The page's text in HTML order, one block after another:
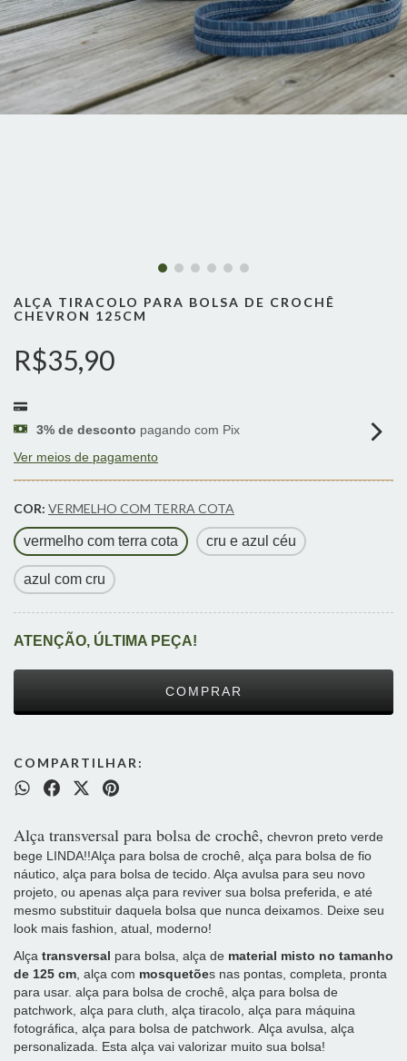
ALÇA TIRACOLO PARA BOLSA DE CROCHÊ
CHEVRON 125CM
R$35,90
3% de desconto pagando com Pix
Ver meios de pagamento
COR: VERMELHO COM TERRA COTA
vermelho com terra cota cru e azul céu
azul com cru
ATENÇÃO, ÚLTIMA PEÇA!
COMPARTILHAR:
Alça transversal para bolsa de crochê, chevron preto verde
bege LINDA!!Alça para bolsa de crochê, alça para bolsa de fio
náutico, alça para bolsa de tecido. Alça avulsa para seu novo
projeto, ou apenas alça para reviver sua bolsa preferida, e até
mesmo substituir daquela bolsa que nunca deixamos. Deixe seu
look mais fashion, atual, moderno!
Alça transversal para bolsa, alça de material misto no tamanho
de 125 cm, alça com mosquetões nas pontas, completa, pronta
para usar. alça para bolsa de crochê, alça para bolsa de
patchwork, alça para cluth, alça tiracolo, alça para máquina
fotográfica, alça para bolsa de patchwork. Alça avulsa, alça
personalizada. Esta alça vai valorizar muito sua bolsa!